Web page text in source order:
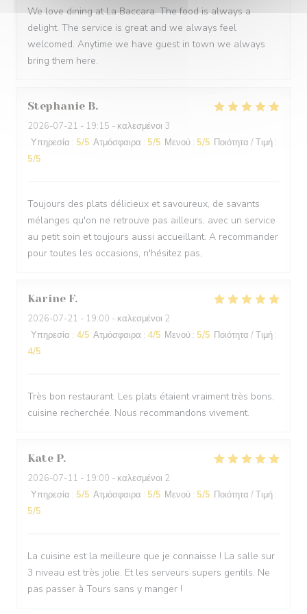
We love dining at La Baccara. The food is always a
delight. The service is great and we always feel
welcomed. Anytime we have guest in town we always
bring them here.
Stephanie B
2026-07-21 - 19:15 - καλεσμένοι 3
Υπηρεσία : 5/5 Ατμόσφαιρα : 5/5 Μενού : 5/5 Ποιότητα / Τιμή :
5/5
Toujours des plats délicieux et savoureux, de savants
mélanges qu'on ne retrouve pas ailleurs, avec un service
au petit soin et toujours aussi accueillant. A recommander
pour toutes les occasions, n'hésitez pas,
Karine F
2026-07-21 - 19:00 - καλεσμένοι 2
Υπηρεσία : 4/5 Ατμόσφαιρα : 4/5 Μενού : 5/5 Ποιότητα / Τιμή :
4/5
Très bon restaurant. Les plats étaient vraiment très bons,
cuisine recherchée. Nous recommandons vivement.
Kate P
2026-07-11 - 19:00 - καλεσμένοι 2
Υπηρεσία : 5/5 Ατμόσφαιρα : 5/5 Μενού : 5/5 Ποιότητα / Τιμή :
5/5
La cuisine est la meilleure que je connaisse ! La salle sur
3 niveau est très jolie. Et les serveurs supers gentils. Ne
pas passer à Tours sans y manger !